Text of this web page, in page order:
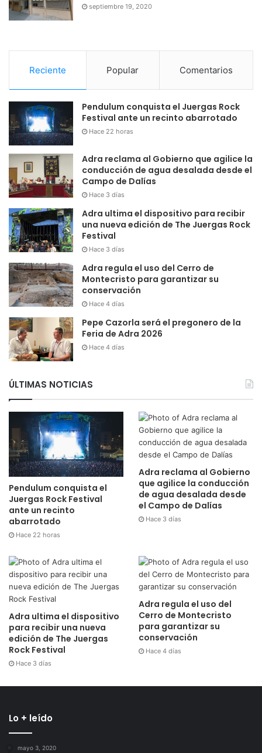
septiembre 19, 2020
Reciente Popular Comentarios
Pendulum conquista el Juergas Rock
Festival ante un recinto abarrotado
Hace 22 horas
Adra reclama al Gobierno que agilice la
conducción de agua desalada desde el
Campo de Dalías
Hace 3 días
Adra ultima el dispositivo para recibir
una nueva edición de The Juergas Rock
Festival
Hace 3 días
Adra regula el uso del Cerro de
Montecristo para garantizar su
conservación
Hace 4 días
Pepe Cazorla será el pregonero de la
Feria de Adra 2026
Hace 4 días
ÚLTIMAS NOTICIAS
Pendulum conquista el
Juergas Rock Festival
ante un recinto
abarrotado
Hace 22 horas
Adra reclama al Gobierno
que agilice la conducción
de agua desalada desde
el Campo de Dalías
Hace 3 días
Adra ultima el dispositivo
para recibir una nueva
edición de The Juergas
Rock Festival
Hace 3 días
Adra regula el uso del
Cerro de Montecristo
para garantizar su
conservación
Hace 4 días
Lo + leído
mayo 3, 2020